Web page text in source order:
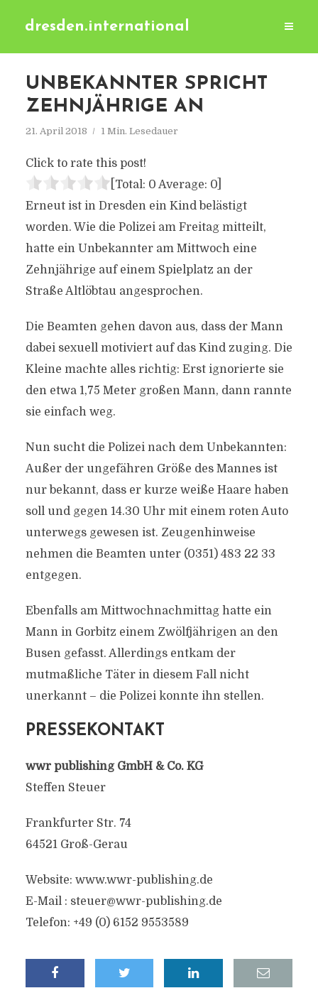
dresden.international
UNBEKANNTER SPRICHT
ZEHNJÄHRIGE AN
21. April 2018 1 Min. Lesedauer
Click to rate this post!
[Total: 0 Average: 0]
Erneut ist in Dresden ein Kind belästigt
worden. Wie die Polizei am Freitag mitteilt,
hatte ein Unbekannter am Mittwoch eine
Zehnjährige auf einem Spielplatz an der
Straße Altlöbtau angesprochen.
Die Beamten gehen davon aus, dass der Mann
dabei sexuell motiviert auf das Kind zuging. Die
Kleine machte alles richtig: Erst ignorierte sie
den etwa 1,75 Meter großen Mann, dann rannte
sie einfach weg.
Nun sucht die Polizei nach dem Unbekannten:
Außer der ungefähren Größe des Mannes ist
nur bekannt, dass er kurze weiße Haare haben
soll und gegen 14.30 Uhr mit einem roten Auto
unterwegs gewesen ist. Zeugenhinweise
nehmen die Beamten unter (0351) 483 22 33
entgegen.
Ebenfalls am Mittwochnachmittag hatte ein
Mann in Gorbitz einem Zwölfjährigen an den
Busen gefasst. Allerdings entkam der
mutmaßliche Täter in diesem Fall nicht
unerkannt – die Polizei konnte ihn stellen.
PRESSEKONTAKT
wwr publishing GmbH & Co. KG
Steffen Steuer
Frankfurter Str. 74
64521 Groß-Gerau
Website: www.wwr-publishing.de
E-Mail : steuer@wwr-publishing.de
Telefon: +49 (0) 6152 9553589